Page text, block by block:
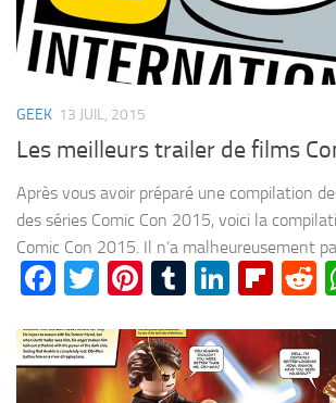
GEEK 13 JUIL, 2015
Les meilleurs trailer de films
Après vous avoir préparé une compilation
des séries Comic Con 2015, voici la
Comic Con 2015. Il n’a malheureusement
Facebook
TwitterPinterest
Tumblr